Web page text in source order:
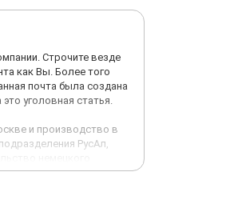
Строчите везде
как Вы. Более того
почта была создана
уголовная статья.
и производство в
РусАл,
немецкого
говорит. Удачи